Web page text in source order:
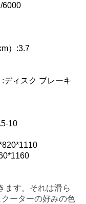
6000
）:3.7
ディスク ブレーキ
10
ます。それは滑ら
ーターの好みの色